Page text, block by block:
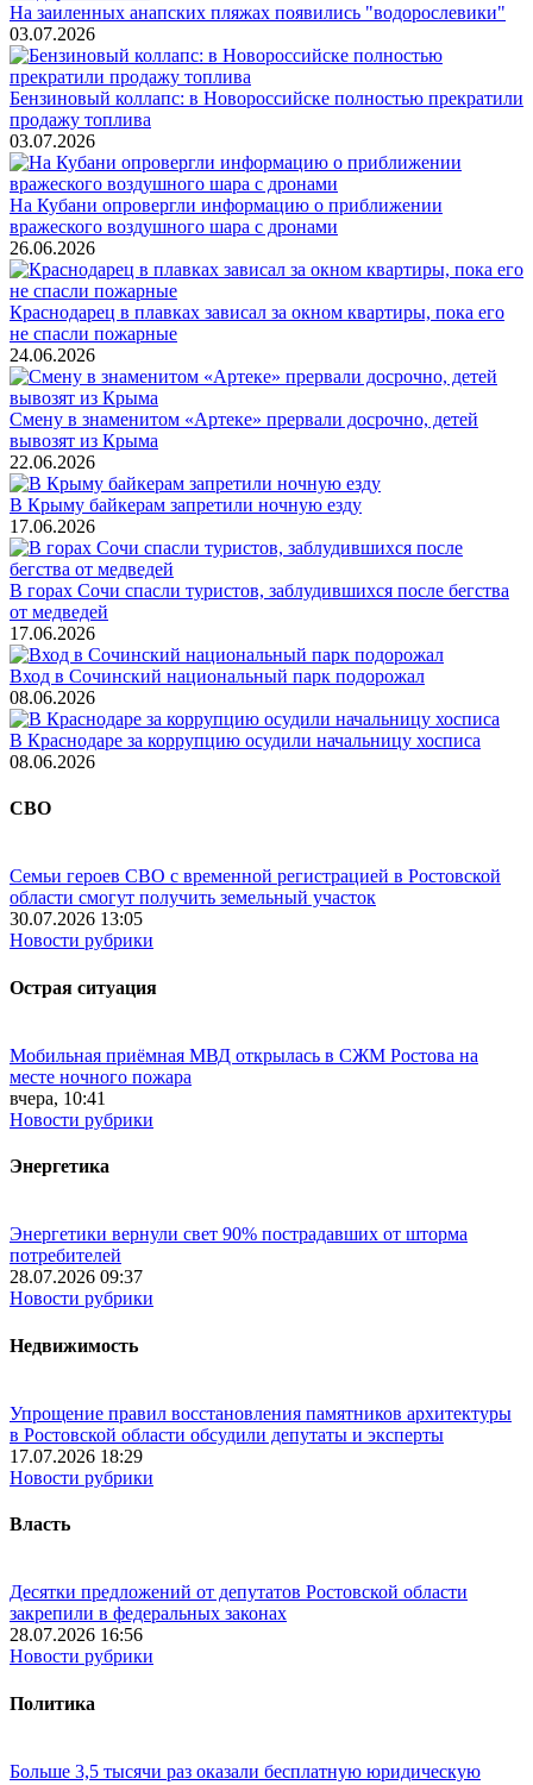
На заиленных анапских пляжах появились "водорослевики"
03.07.2026
Бензиновый коллапс: в Новороссийске полностью прекратили
продажу топлива
03.07.2026
На Кубани опровергли информацию о приближении
вражеского воздушного шара с дронами
26.06.2026
Краснодарец в плавках зависал за окном квартиры, пока его
не спасли пожарные
24.06.2026
Смену в знаменитом «Артеке» прервали досрочно, детей
вывозят из Крыма
22.06.2026
В Крыму байкерам запретили ночную езду
17.06.2026
В горах Сочи спасли туристов, заблудившихся после бегства
от медведей
17.06.2026
Вход в Сочинский национальный парк подорожал
08.06.2026
В Краснодаре за коррупцию осудили начальницу хосписа
08.06.2026
СВО
Семьи героев СВО с временной регистрацией в Ростовской
области смогут получить земельный участок
30.07.2026 13:05
Новости рубрики
Острая ситуация
Мобильная приёмная МВД открылась в СЖМ Ростова на
месте ночного пожара
вчера, 10:41
Новости рубрики
Энергетика
Энергетики вернули свет 90% пострадавших от шторма
потребителей
28.07.2026 09:37
Новости рубрики
Недвижимость
Упрощение правил восстановления памятников архитектуры
в Ростовской области обсудили депутаты и эксперты
17.07.2026 18:29
Новости рубрики
Власть
Десятки предложений от депутатов Ростовской области
закрепили в федеральных законах
28.07.2026 16:56
Новости рубрики
Политика
Больше 3,5 тысячи раз оказали бесплатную юридическую